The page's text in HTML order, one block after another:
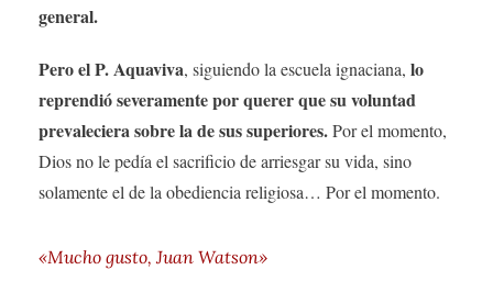
general.
Pero el P. Aquaviva, siguiendo la escuela ignaciana, lo
reprendió severamente por querer que su voluntad
prevaleciera sobre la de sus superiores.Por el momento,
Dios no le pedía el sacrificio de arriesgar su vida, sino
solamente el de la obediencia religiosa… Por el momento.
«Mucho gusto, Juan Watson»